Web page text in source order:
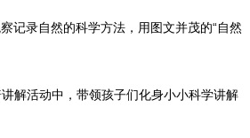
记录自然的科学方法，用图文并茂的“自然
解活动中，带领孩子们化身小小科学讲解